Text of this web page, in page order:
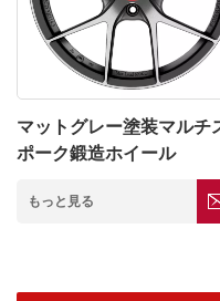
マットグレー塗装マルチ
ポーク鍛造ホイール
もっと見る